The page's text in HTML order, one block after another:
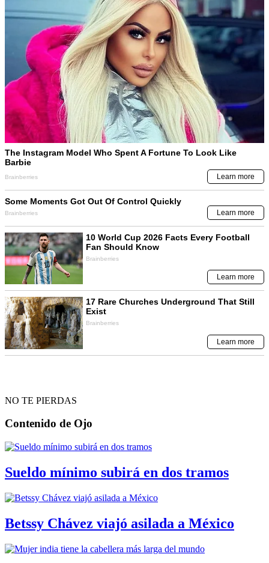
NO TE PIERDAS
Contenido de Ojo
Sueldo mínimo subirá en dos tramos
Betssy Chávez viajó asilada a México